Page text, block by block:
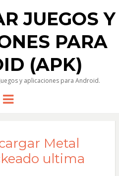
JUEGOS Y
PARA
(APK)
y aplicaciones para Android.
Menu
Metal
ultima